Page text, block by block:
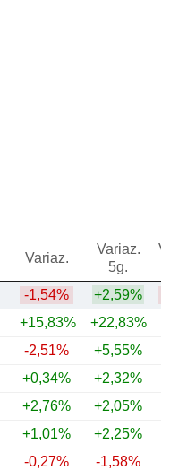
Variaz.
Variaz.
5g.
-1,54% +2,59%
+15,83% +22,83%
-2,51% +5,55%
+0,34% +2,32%
+2,76% +2,05%
+1,01% +2,25%
-0,27% -1,58%